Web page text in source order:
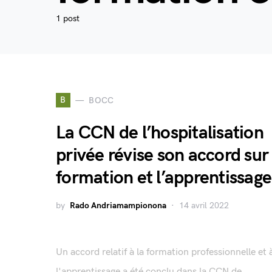
1 post
B BOCC
La CCN de l’hospitalisation
privée révise son accord
formation et l’apprentissage
by Rado Andriamampionona 14 avril 2022
Un accord relatif à la formation professionnelle et